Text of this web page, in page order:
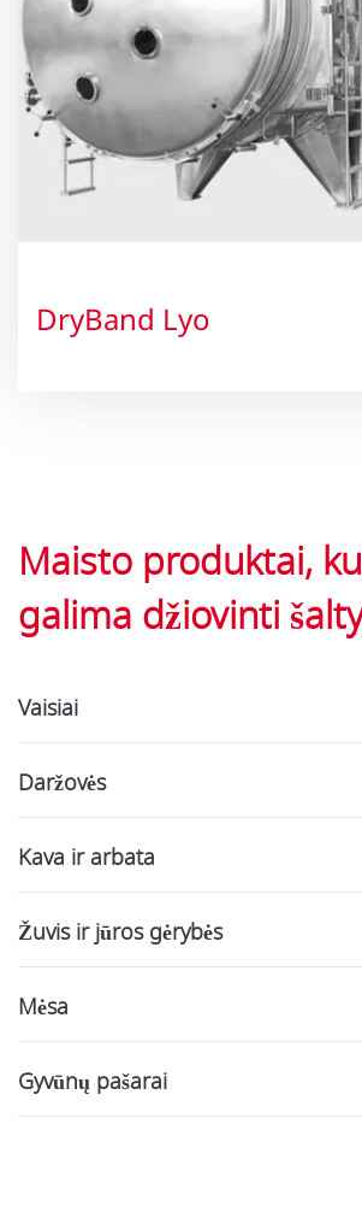
DryBand Lyo
Maisto produktai,
galima džiovinti
Vaisiai
Daržovės
Kava ir arbata
Žuvis ir jūros gėrybės
Mėsa
Gyvūnų pašarai